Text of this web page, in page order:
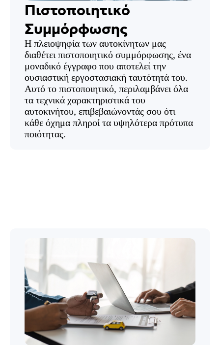
Πιστοποιητικό
Συμμόρφωσης
Η πλειοψηφία των αυτοκίνητων μας
διαθέτει πιστοποιητικό συμμόρφωσης, ένα
μοναδικό έγγραφο που αποτελεί την
ουσιαστική εργοστασιακή ταυτότητά του.
Αυτό το πιστοποιητικό, περιλαμβάνει όλα
τα τεχνικά χαρακτηριστικά του
αυτοκινήτου, επιβεβαιώνοντάς σου ότι
κάθε όχημα πληροί τα υψηλότερα πρότυπα
ποιότητας.